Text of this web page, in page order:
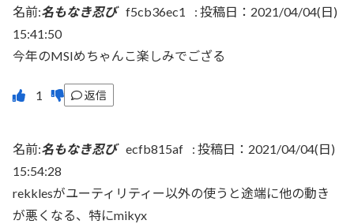
名前:名もなき忍び f5cb36ec1 : 投稿日：2021/04/04(日)
15:41:50
今年のMSIめちゃんこ楽しみでござる
返信
名前:名もなき忍び ecfb815af : 投稿日：2021/04/04(日)
15:54:28
rekklesがユーティリティー以外の使うと途端に他の動き
が悪くなる、特にmikyx